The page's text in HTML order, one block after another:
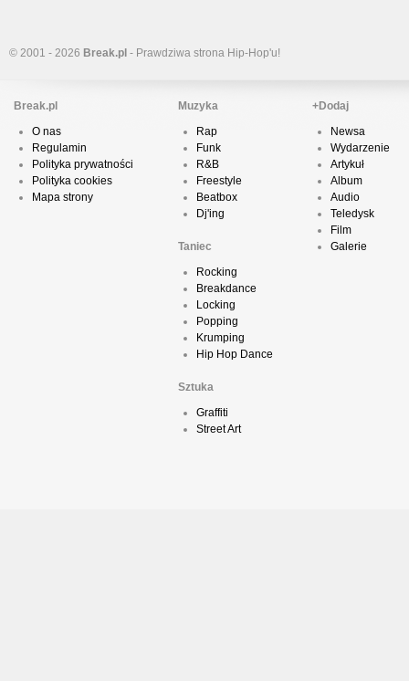
© 2001 - 2026 Break.pl - Prawdziwa strona Hip-Hop'u!
Break.pl
O nas
Regulamin
Polityka prywatności
Polityka cookies
Mapa strony
Muzyka
Rap
Funk
R&B
Freestyle
Beatbox
Dj'ing
Taniec
Rocking
Breakdance
Locking
Popping
Krumping
Hip Hop Dance
Sztuka
Graffiti
Street Art
+Dodaj
Newsa
Wydarzenie
Artykuł
Album
Audio
Teledysk
Film
Galerie